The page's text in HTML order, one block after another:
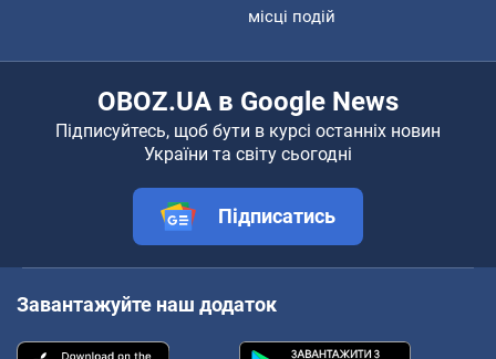
місці подій
OBOZ.UA в Google News
Підписуйтесь, щоб бути в курсі останніх новин
України та світу сьогодні
Підписатись
Завантажуйте наш додаток